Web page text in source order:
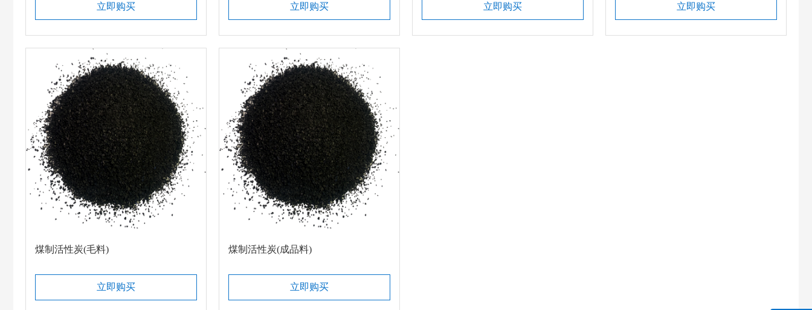
立即购买 立即购买 立即购买 立即购买
煤制活性炭(毛料)
立即购买
煤制活性炭(成品料)
立即购买